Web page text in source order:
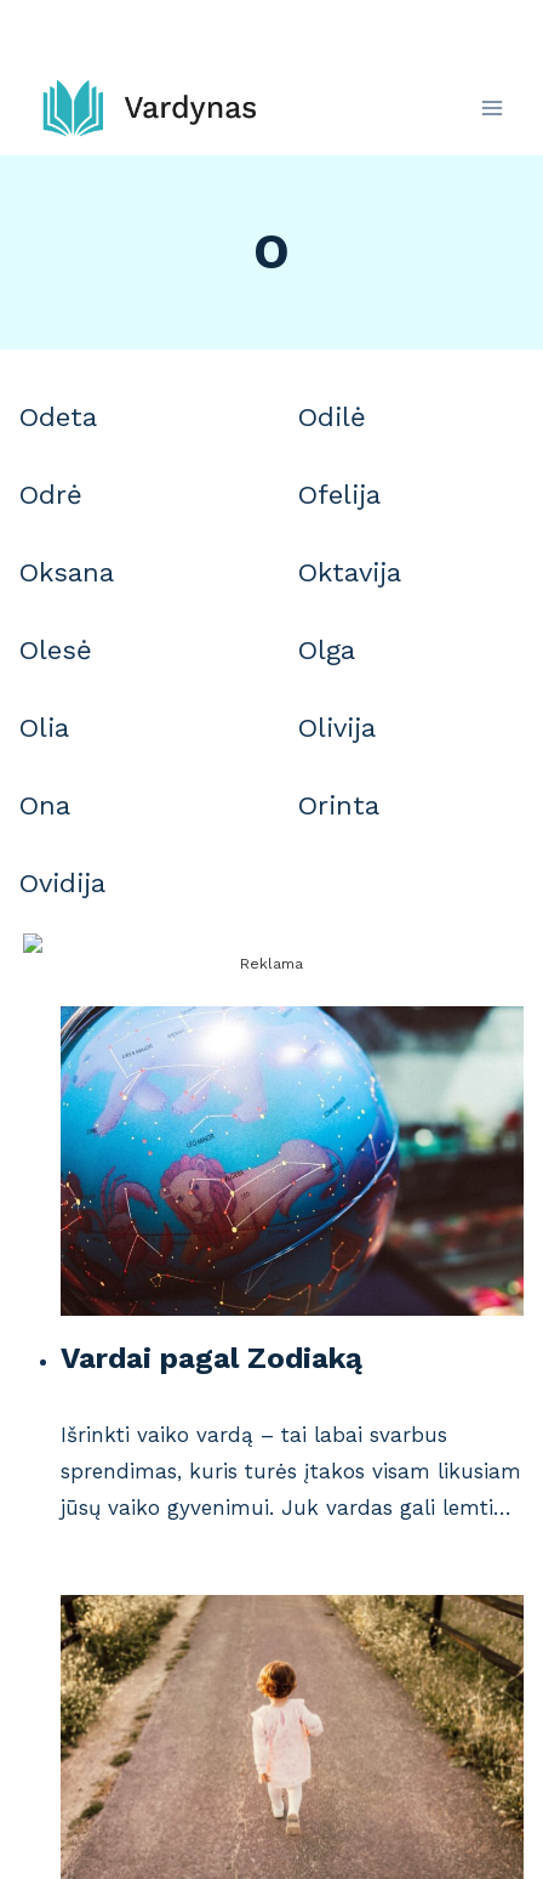
content
O
Odeta Odilė
Odrė Ofelija
Oksana Oktavija
Olesė Olga
Olia Olivija
Ona Orinta
Ovidija
Reklama
Vardai pagal Zodiaką
Išrinkti vaiko vardą – tai labai svarbus
sprendimas, kuris turės įtakos visam likusiam
jūsų vaiko gyvenimui. Juk vardas gali lemti…